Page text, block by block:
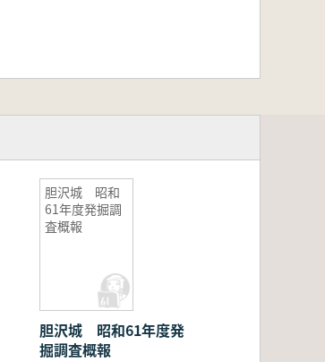
胆沢城 昭和
61年度発掘調
査概報
胆沢城 昭和61年度発
掘調査概報